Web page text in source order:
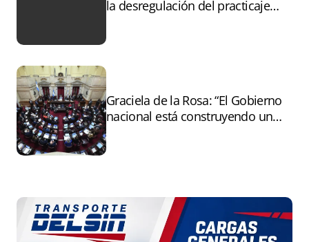
la desregulación del practicaje
Graciela de la Rosa: “El Gobierno
nacional está construyendo un